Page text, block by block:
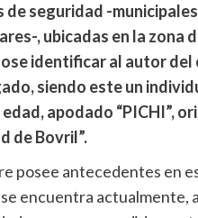
de seguridad -
, ubicadas en la zona
identificar al autor del
siendo este un
apodado “PICHI”,
de Bovril”.
posee antecedentes en
encuentra actualmente,